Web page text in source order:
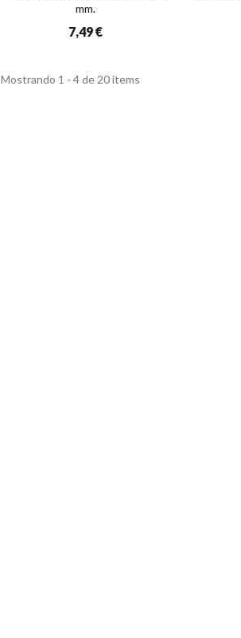
mm.
7,49 €
Mostrando 1 - 4 de 20 items